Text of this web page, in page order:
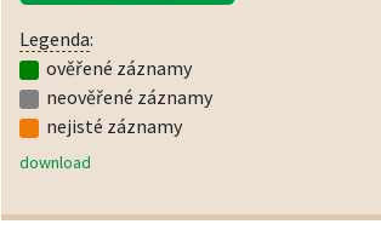
Legenda:
ověřené záznamy
neověřené záznamy
nejisté záznamy
download